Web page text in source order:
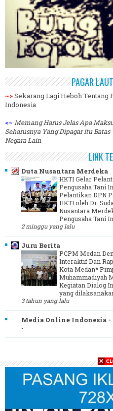
PAGAR
~>Sekarang Lagi Heboh Tentang
Indonesia
<~ Memang Harus Jelas Apa
Seharusnya Yang Dipagar itu
Negara Lain
LINK
Duta Nusantara Merdeka
HKTI Gelar
Pengusaha Tani
Pelantikan DPN
HKTI oleh Dr.
Nusantara
Pengusaha Tani
2 minggu yang lalu
Juru Berita
PCPM Medan
Interaktif Dan
Kota Medan*
Muhammadiyah
Kegiatan Dialog
yang dilaksanakan
3 tahun yang lalu
Media Online Indonesia -
-